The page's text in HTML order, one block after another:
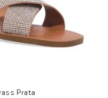
Prata